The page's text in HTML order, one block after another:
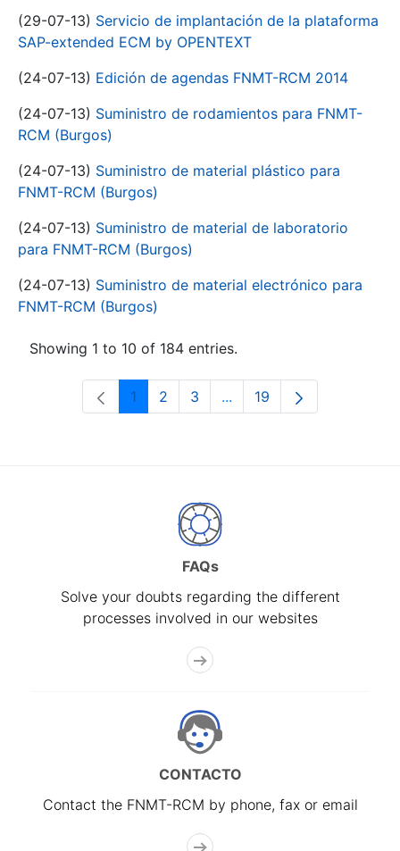
(29-07-13) Servicio de implantación de la plataforma
SAP-extended ECM by OPENTEXT
(24-07-13) Edición de agendas FNMT-RCM 2014
(24-07-13) Suministro de rodamientos para FNMT-
RCM (Burgos)
(24-07-13) Suministro de material plástico para
FNMT-RCM (Burgos)
(24-07-13) Suministro de material de laboratorio
para FNMT-RCM (Burgos)
(24-07-13) Suministro de material electrónico para
FNMT-RCM (Burgos)
Showing 1 to 10 of 184 entries.
Page
1 Page
2 Page
3 ...Intermediate Pages Use
Page
19
FAQs
Solve your doubts regarding the different
processes involved in our websites
CONTACTO
Contact the FNMT-RCM by phone, fax or email